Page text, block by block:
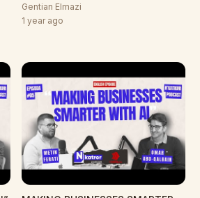
Gentian Elmazi
1 year ago